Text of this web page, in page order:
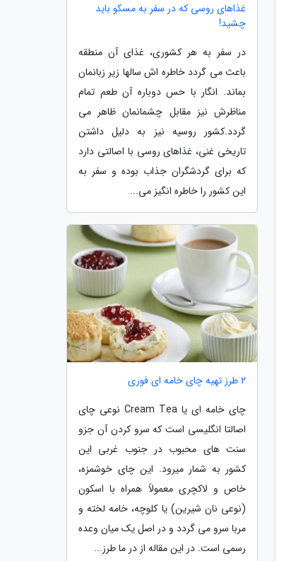
غذاهای روسی که در سفر به مسکو باید
چشید!
در سفر به هر کشوری، غذای آن منطقه
باعث می گردد خاطره اش سالها زیر زبانمان
بماند. انگار با حس دوباره آن طعم تمام
مناظرش نیز مقابل چشمانمان ظاهر می
گردد.کشور روسیه نیز به دلیل داشتن
تاریخی غنی، غذاهای روسی با اصالتی دارد
که برای گردشگران جذاب بوده و سفر به
این کشور را خاطره انگیز می...
2 طرز تهیه چای خامه ای فوری
چای خامه ای یا Cream Tea نوعی چای
اصالتا انگلیسی است که سرو کردن آن جزو
سنت های محبوب در جنوب غربی این
کشور به شمار میرود. این چای خوشمزه،
خاص و لاکچری معمولاً همراه با اسکون
(نوعی نان شیرین) یا کلوچه، خامه لخته و
مربا سرو می گردد و در اصل یک میان وعده
رسمی است. در این مقاله از در ما طرز...